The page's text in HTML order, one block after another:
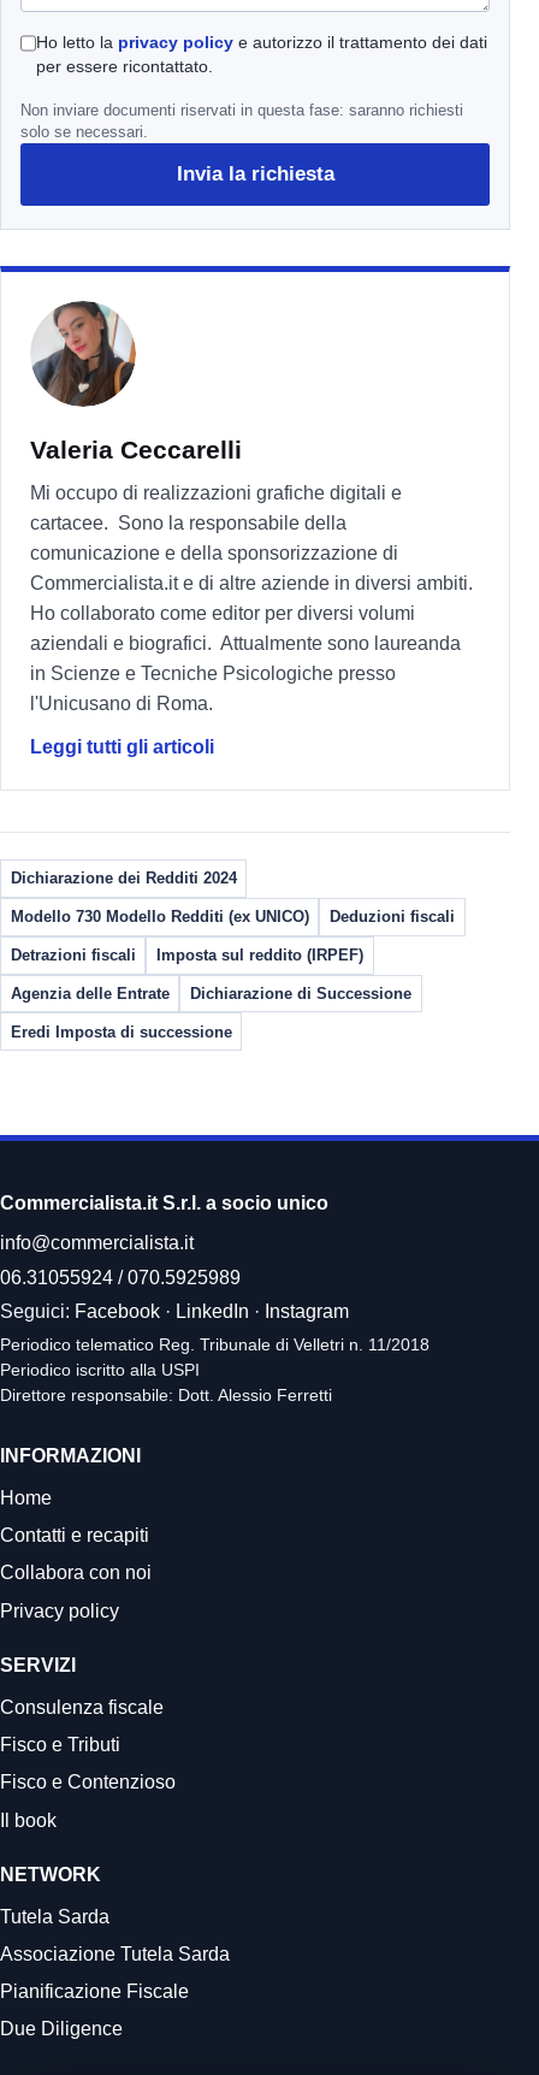
Ho letto la privacy policye autorizzo il trattamento dei dati
per essere ricontattato.
Non inviare documenti riservati in questa fase: saranno richiesti
solo se necessari.
Invia la richiesta
Valeria Ceccarelli
Mi occupo di realizzazioni grafiche digitali e
cartacee. Sono la responsabile della
comunicazione e della sponsorizzazione di
Commercialista.it e di altre aziende in diversi ambiti.
Ho collaborato come editor per diversi volumi
aziendali e biografici. Attualmente sono laureanda
in Scienze e Tecniche Psicologiche presso
l'Unicusano di Roma.
Leggi tutti gli articoli
Dichiarazione dei Redditi 2024
Modello 730 Modello Redditi (ex UNICO) Deduzioni fiscali
Detrazioni fiscali Imposta sul reddito (IRPEF)
Agenzia delle Entrate Dichiarazione di Successione
Eredi Imposta di successione
Commercialista.it S.r.l. a socio unico
info@commercialista.it
06.31055924 /070.5925989
Seguici: Facebook · LinkedIn · Instagram
Periodico telematico Reg. Tribunale di Velletri n. 11/2018
Periodico iscritto alla USPI
Direttore responsabile: Dott. Alessio Ferretti
INFORMAZIONI
Home
Contatti e recapiti
Collabora con noi
Privacy policy
SERVIZI
Consulenza fiscale
Fisco e Tributi
Fisco e Contenzioso
Il book
NETWORK
Tutela Sarda
Associazione Tutela Sarda
Pianificazione Fiscale
Due Diligence